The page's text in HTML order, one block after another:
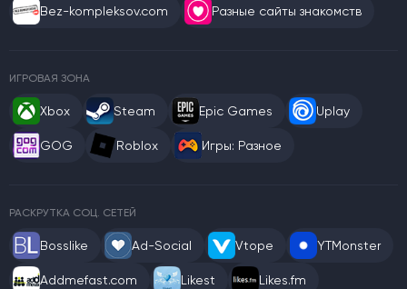
Bez-kompleksov.com Разные сайты знакомств
ИГРОВАЯ ЗОНА
Xbox Steam Epic Games Uplay
GOG Roblox Игры: Разное
РАСКРУТКА СОЦ. СЕТЕЙ
Bosslike Ad-Social Vtope YTMonster
Addmefast.com Likest Likes.fm